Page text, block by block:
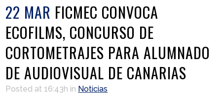
22 MAR FICMEC CONVOCA
ECOFILMS, CONCURSO DE
CORTOMETRAJES PARA ALUMNADO
DE AUDIOVISUAL DE CANARIAS
Posted at 16:43h in Noticias